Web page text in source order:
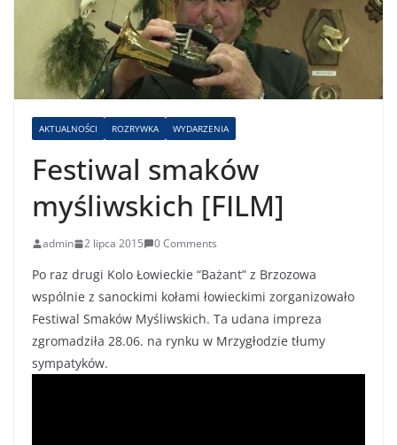
AKTUALNOŚCI ROZRYWKA WYDARZENIA
Festiwal smaków
myśliwskich [FILM]
admin 2 lipca 2015 0 Comments
Po raz drugi Kolo Łowieckie “Bażant” z Brzozowa
wspólnie z sanockimi kołami łowieckimi zorganizowało
Festiwal Smaków Myśliwskich. Ta udana impreza
zgromadziła 28.06. na rynku w Mrzygłodzie tłumy
sympatyków.